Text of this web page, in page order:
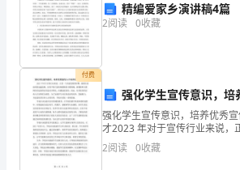
精编爱家乡演讲稿4篇
2阅读 0收藏
付费
强化学生宣传意识，培
强化学生宣传意识，培养优秀
才2023 年对于宣传行业来说，
期。随着信息技术的迅猛发展，
的专属领域，新媒体和互联网的
2阅读 0收藏